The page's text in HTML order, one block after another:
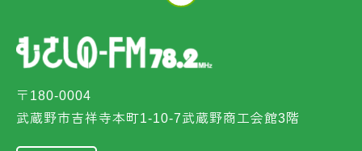
〒180-0004
武蔵野市吉祥寺本町1-10-7武蔵野商工会館3階